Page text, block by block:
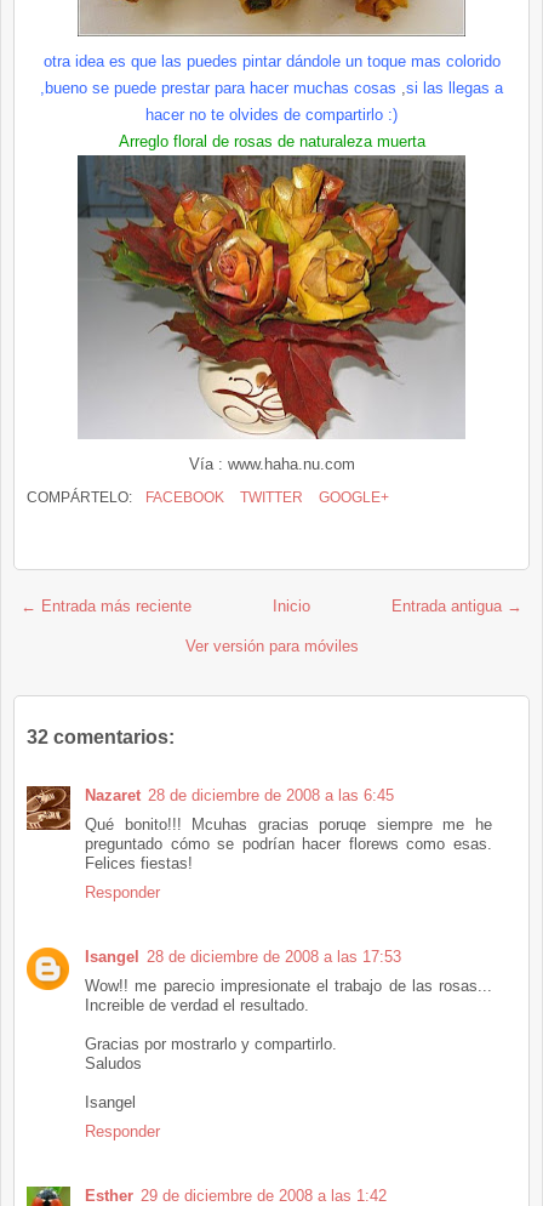
otra idea es que las puedes pintar dándole un toque mas colorido
,bueno se puede prestar para hacer muchas cosas si las llegas a
hacer no te olvides de compartirlo :)
Arreglo floral de rosas de naturaleza muerta
Vía : www. haha. nu.com
COMPÁRTELO: FACEBOOK TWITTER GOOGLE+
← Entrada más reciente Entrada antigua →
Inicio
Ver versión para móviles
32 comentarios:
Nazaret 28 de diciembre de 2008 a las 6:45
Qué bonito!!! Mcuhas gracias poruqe siempre me he
preguntado cómo se podrían hacer florews como esas.
Felices fiestas!
Responder
Isangel 28 de diciembre de 2008 a las 17:53
Wow!! me parecio impresionate el trabajo de las rosas...
Increible de verdad el resultado.
Gracias por mostrarlo y compartirlo.
Saludos
Isangel
Responder
Esther 29 de diciembre de 2008 a las 1:42